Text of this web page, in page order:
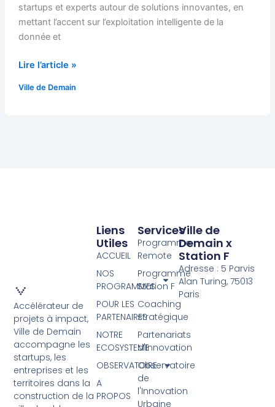
startups et experts autour de solutions innovantes, en
mettant l’accent sur l’exploitation intelligente de la
donnée et
Lire l’article »
Ville de Demain
Accélérateur de
projets à impact,
Ville de Demain
accompagne les
startups, les
entreprises et les
territoires dans la
construction de la
Services
Programme
Remote
Programme
Station F
Coaching
stratégique
Partenariats
d'Innovation
Observatoire
de
l'Innovation
Urbaine
Liens
Utiles
ACCUEIL
NOS
PROGRAMMES
POUR LES
PARTENAIRES
NOTRE
ECOSYSTEME
OBSERVATOIRE
A
PROPOS
Ville de
Demain x
Station F
Adresse : 5 Parvis
Alan Turing, 75013
Paris